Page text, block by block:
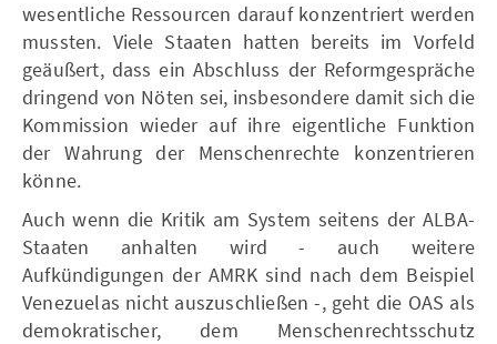
wesentliche Ressourcen darauf konzentriert werden
mussten. Viele Staaten hatten bereits im Vorfeld
geäußert, dass ein Abschluss der Reformgespräche
dringend von Nöten sei, insbesondere damit sich die
Kommission wieder auf ihre eigentliche Funktion
der Wahrung der Menschenrechte konzentrieren
könne.
Auch wenn die Kritik am System seitens der ALBA-
Staaten anhalten wird - auch weitere
Aufkündigungen der AMRK sind nach dem Beispiel
Venezuelas nicht auszuschließen -, geht die OAS als
demokratischer, dem Menschenrechtsschutz